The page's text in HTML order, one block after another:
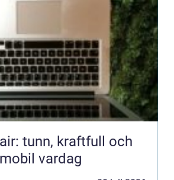
tunn, kraftfull och
vardag